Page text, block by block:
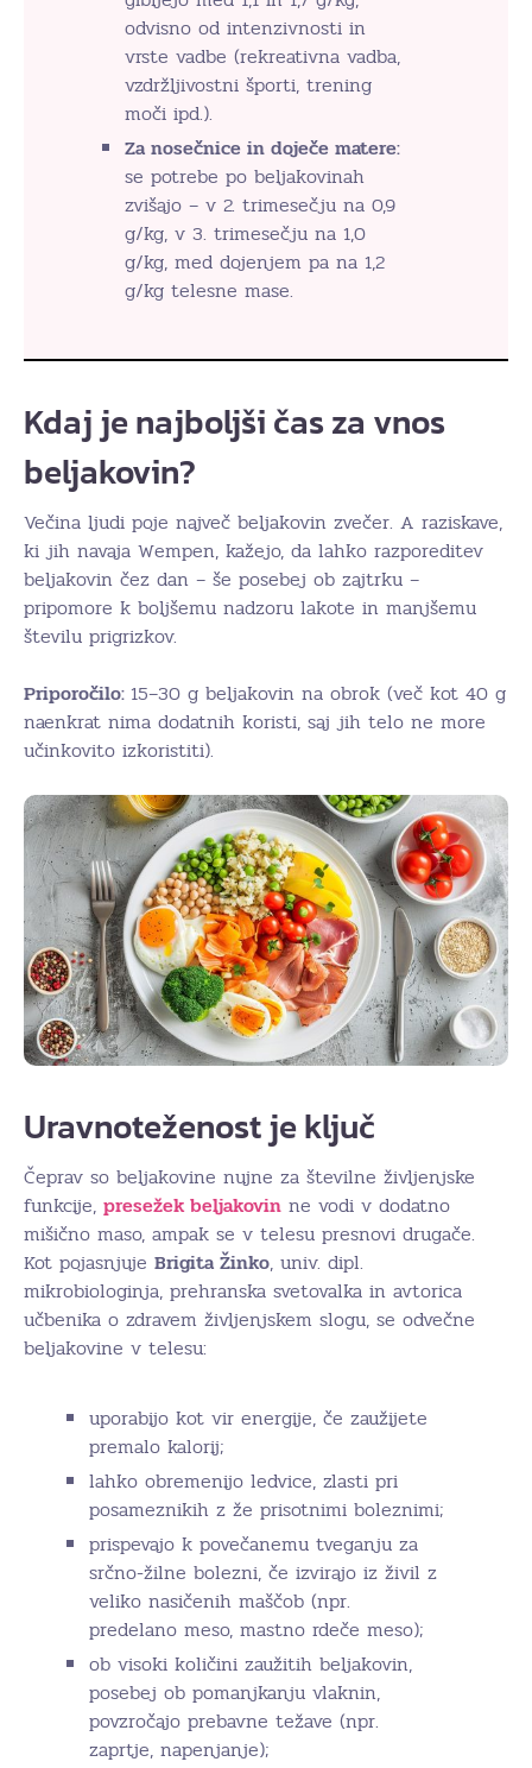
odvisno od intenzivnosti in
vrste vadbe (rekreativna vadba,
vzdržljivostni športi, trening
moči ipd.).
Za nosečnice in doječe matere:
se potrebe po beljakovinah
zvišajo – v 2. trimesečju na 0,9
g/kg, v 3. trimesečju na 1,0
g/kg, med dojenjem pa na 1,2
g/kg telesne mase.
Kdaj je najboljši čas za vnos
beljakovin?
Večina ljudi poje največ beljakovin zvečer. A raziskave,
ki jih navaja Wempen, kažejo, da lahko razporeditev
beljakovin čez dan – še posebej ob zajtrku –
pripomore k boljšemu nadzoru lakote in manjšemu
številu prigrizkov.
Priporočilo: 15–30 g beljakovin na obrok (več kot 40 g
naenkrat nima dodatnih koristi, saj jih telo ne more
učinkovito izkoristiti).
Uravnoteženost je ključ
Čeprav so beljakovine nujne za številne življenjske
funkcije, presežek beljakovin ne vodi v dodatno
mišično maso, ampak se v telesu presnovi drugače.
Kot pojasnjuje Brigita Žinko, univ. dipl.
mikrobiologinja, prehranska svetovalka in avtorica
učbenika o zdravem življenjskem slogu, se odvečne
beljakovine v telesu:
uporabijo kot vir energije, če zaužijete
premalo kalorij;
lahko obremenijo ledvice, zlasti pri
posameznikih z že prisotnimi boleznimi;
prispevajo k povečanemu tveganju za
srčno-žilne bolezni, če izvirajo iz živil z
veliko nasičenih maščob (npr.
predelano meso, mastno rdeče meso);
ob visoki količini zaužitih beljakovin,
posebej ob pomanjkanju vlaknin,
povzročajo prebavne težave (npr.
zaprtje, napenjanje);